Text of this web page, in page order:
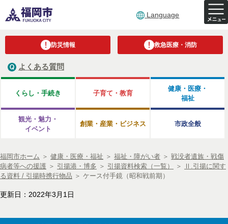
Language
防災情報 救急医療・消防
よくある質問
くらし・手続き 子育て・教育
健康・医療・
福祉
観光・魅力・
イベント
創業・産業・ビジネス 市政全般
福岡市ホーム ＞ 健康・医療・福祉 ＞ 福祉・障がい者 ＞ 戦没者遺族・戦傷
病者等への援護 ＞ 引揚港・博多 ＞ 引揚資料検索（一覧） ＞
Ⅱ.引揚に関す
る資料 / 引揚時携行物品 ＞ ケース付手鏡（昭和戦前期）
更新日：2022年3月1日